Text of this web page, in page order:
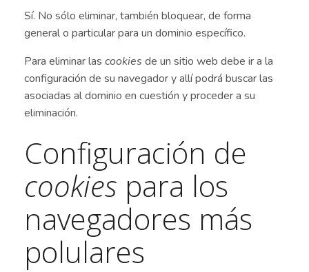
Sí. No sólo eliminar, también bloquear, de forma
general o particular para un dominio específico.
Para eliminar las cookies de un sitio web debe ir a la
configuración de su navegador y allí podrá buscar las
asociadas al dominio en cuestión y proceder a su
eliminación.
Configuración de
cookies para los
navegadores más
polulares